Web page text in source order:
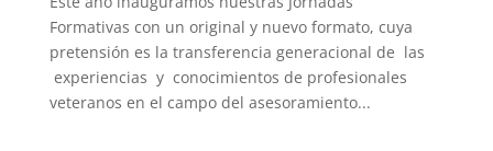
Formativas con un original y nuevo formato, cuya
pretensión es la transferencia generacional de las
experiencias y conocimientos de profesionales
veteranos en el campo del asesoramiento...